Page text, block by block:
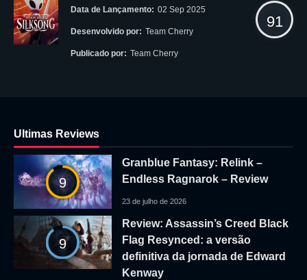
Data de Lançamento: 02 Sep 2025
Desenvolvido por: Team Cherry
Publicado por: Team Cherry
91
Ultimas Reviews
9
Granblue Fantasy: Relink –
Endless Ragnarok – Review
23 de julho de 2026
9
Review: Assassin’s Creed Black
Flag Resynced: a versão
definitiva da jornada de Edward
Kenway